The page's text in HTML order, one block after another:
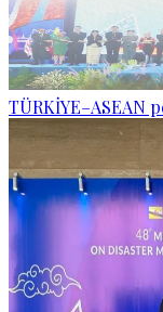
TÜRKİYE–ASEAN